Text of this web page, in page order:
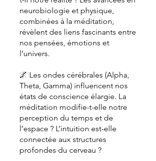
neurobiologie et physique,
combinées à la méditation,
révèlent des liens fascinants entre
nos pensées, émotions et
l’univers.
🌌 Les ondes cérébrales (Alpha,
Theta, Gamma) influencent nos
états de conscience élargie. La
méditation modifie-t-elle notre
perception du temps et de
l’espace ? L’intuition est-elle
connectée aux structures
profondes du cerveau ?